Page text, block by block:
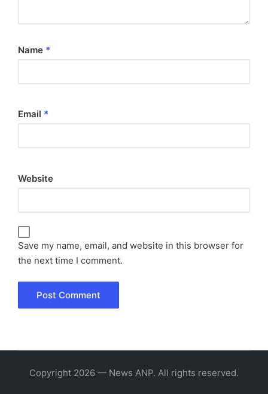
Name *
Email *
Website
Save my name, email, and website in this browser for
the next time I comment.
Copyright 2026 — News ANP. All rights reserved.